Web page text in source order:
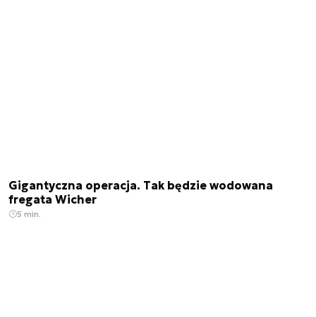
Gigantyczna operacja. Tak będzie wodowana
fregata Wicher
5 min.